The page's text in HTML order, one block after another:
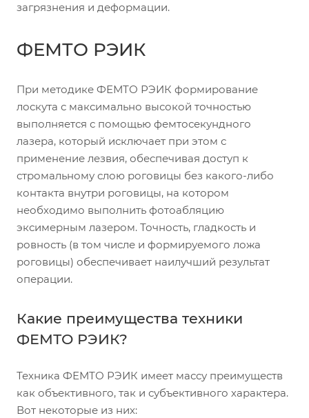
загрязнения и деформации.
ФЕМТО РЭИК
При методике ФЕМТО РЭИК формирование
лоскута с максимально высокой точностью
выполняется с помощью фемтосекундного
лазера, который исключает при этом с
применение лезвия, обеспечивая доступ к
стромальному слою роговицы без какого-либо
контакта внутри роговицы, на котором
необходимо выполнить фотоабляцию
эксимерным лазером. Точность, гладкость и
ровность (в том числе и формируемого ложа
роговицы) обеспечивает наилучший результат
операции.
Какие преимущества техники
ФЕМТО РЭИК?
Техника ФЕМТО РЭИК имеет массу преимуществ
как объективного, так и субъективного характера.
Вот некоторые из них: